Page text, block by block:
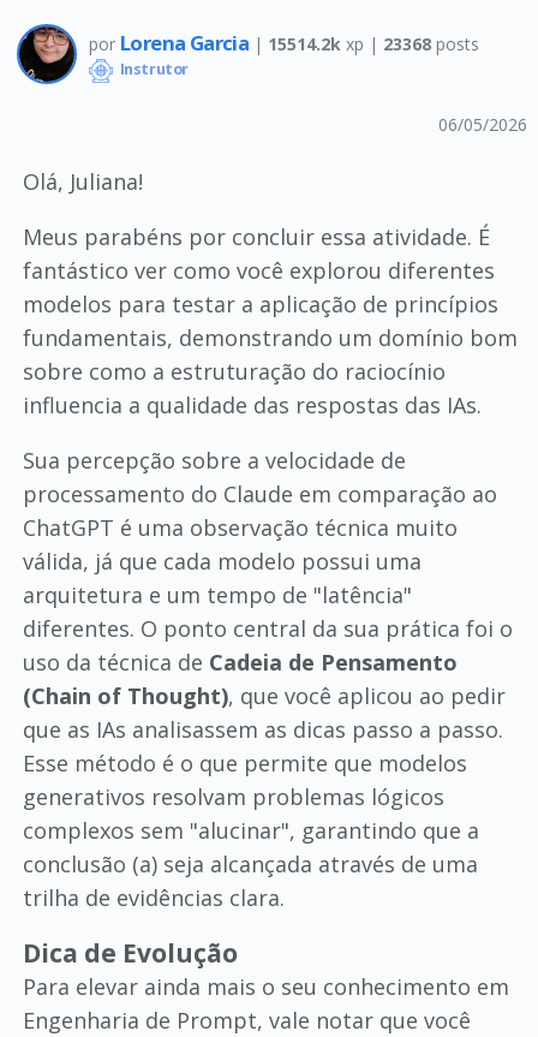
por Lorena Garcia | 15514.2kxp | 23368posts
Instrutor
06/05/2026
Olá, Juliana!
Meus parabéns por concluir essa atividade. É
fantástico ver como você explorou diferentes
modelos para testar a aplicação de princípios
fundamentais, demonstrando um domínio bom
sobre como a estruturação do raciocínio
influencia a qualidade das respostas das IAs.
Sua percepção sobre a velocidade de
processamento do Claude em comparação ao
ChatGPT é uma observação técnica muito
válida, já que cada modelo possui uma
arquitetura e um tempo de "latência"
diferentes. O ponto central da sua prática foi o
uso da técnica de Cadeia de Pensamento
(Chain of Thought), que você aplicou ao pedir
que as IAs analisassem as dicas passo a passo.
Esse método é o que permite que modelos
generativos resolvam problemas lógicos
complexos sem "alucinar", garantindo que a
conclusão (a) seja alcançada através de uma
trilha de evidências clara.
Dica de Evolução
Para elevar ainda mais o seu conhecimento em
Engenharia de Prompt, vale notar que você